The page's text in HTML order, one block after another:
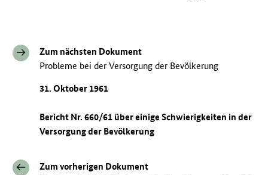
Zum nächsten Dokument
Probleme bei der Versorgung der Bevölkerung
31. Oktober 1961
Bericht Nr. 660/61 über einige Schwierigkeiten in der
Versorgung der Bevölkerung
Zum vorherigen Dokument